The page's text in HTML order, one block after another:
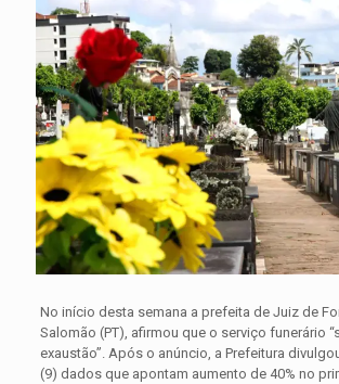
No início desta semana a prefeita de Juiz de
Salomão (PT), afirmou que o serviço funerário
exaustão”. Após o anúncio, a Prefeitura
(9) dados que apontam aumento de 40% no